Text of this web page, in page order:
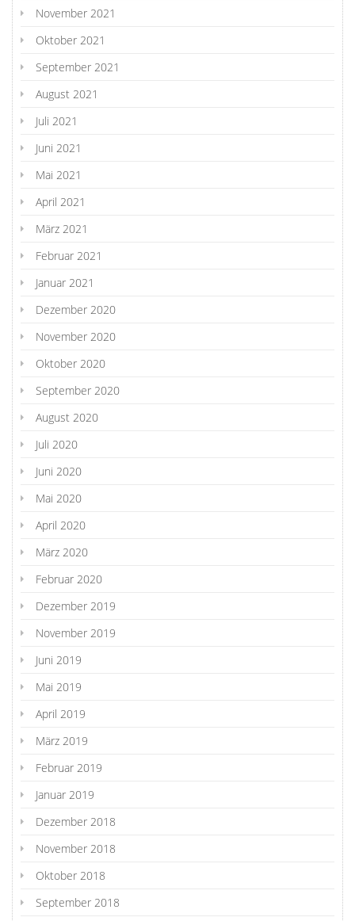
November 2021
Oktober 2021
September 2021
August 2021
Juli 2021
Juni 2021
Mai 2021
April 2021
März 2021
Februar 2021
Januar 2021
Dezember 2020
November 2020
Oktober 2020
September 2020
August 2020
Juli 2020
Juni 2020
Mai 2020
April 2020
März 2020
Februar 2020
Dezember 2019
November 2019
Juni 2019
Mai 2019
April 2019
März 2019
Februar 2019
Januar 2019
Dezember 2018
November 2018
Oktober 2018
September 2018